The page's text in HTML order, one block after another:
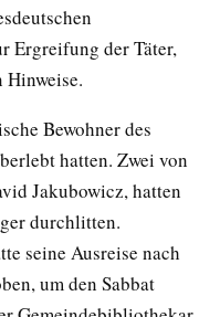
Ergreifung der Täter,
Hinweise.
Bewohner des
hatten. Zwei von
Jakubowicz, hatten
durchlitten.
seine Ausreise nach
um den Sabbat